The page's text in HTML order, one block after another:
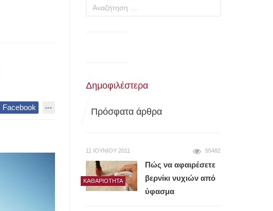
Facebook
Αναζήτηση
για:
Δημοφιλέστερα
Πρόσφατα άρθρα
11 ΙΟΥΝΊΟΥ 2011 55482
ΚΑΘΑΡΙΌΤΗΤΑ
Πώς να αφαιρέσετε
βερνίκι νυχιών από
ύφασμα